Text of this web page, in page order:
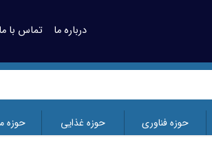
درباره ما تماس با ما
حوزه فناوری حوزه غذایی حوزه